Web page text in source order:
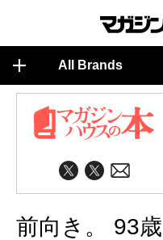
All Brands
前向き。 93